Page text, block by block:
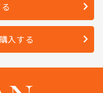
入する